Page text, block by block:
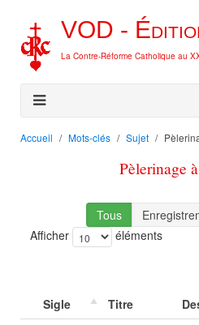
VOD -
La Contre-Réforme Catholique au
Accueil Mots-clés Sujet
Pèlerinage
Tous
Afficher
éléments
Sigle Titre